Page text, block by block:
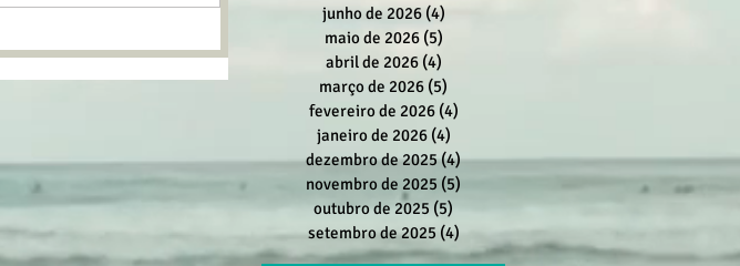
junho de 2026 (4)
maio de 2026 (5)
abril de 2026 (4)
março de 2026 (5)
fevereiro de 2026 (4)
janeiro de 2026 (4)
dezembro de 2025(4)4 posts
novembro de 2025 (5)
outubro de 2025 (5)
setembro de 2025 (4)